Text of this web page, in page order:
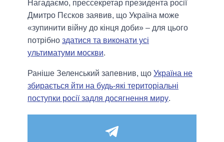
Нагадаємо, прессекретар президента росії
Дмитро Пєсков заявив, що Україна може
«зупинити війну до кінця доби» – для цього
потрібно здатися та виконати усі
ультиматуми москви.
Раніше Зеленський запевнив, що Україна не
збирається йти на будь-які територіальні
поступки росії задля досягнення миру.